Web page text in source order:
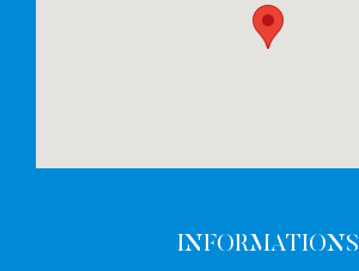
INFORMATIONS